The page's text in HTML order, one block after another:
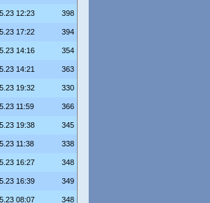
12:23 398
17:22 394
14:16 354
14:21 363
19:32 330
11:59 366
19:38 345
11:38 338
16:27 348
16:39 349
08:07 348